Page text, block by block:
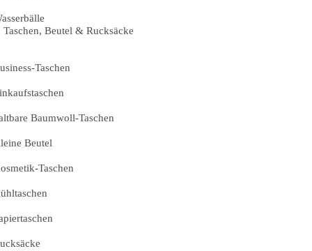
Taschen, Beutel & Rucksäcke
Taschen
Baumwoll-Taschen
Beutel
Taschen